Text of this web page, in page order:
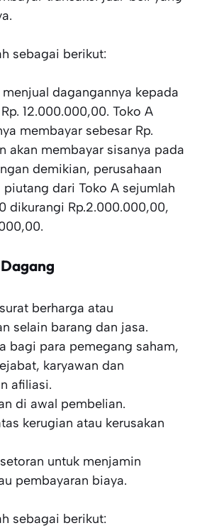
sebagai berikut:
menjual dagangannya kepada
12.000.000,00. Toko A
membayar sebesar Rp.
akan membayar sisanya pada
demikian, perusahaan
dari Toko A sejumlah
dikurangi Rp.2.000.000,00,
berharga atau
selain barang dan jasa.
bagi para pemegang saham,
karyawan dan
afiliasi.
di awal pembelian.
kerugian atau kerusakan
untuk menjamin
pembayaran biaya.
sebagai berikut: